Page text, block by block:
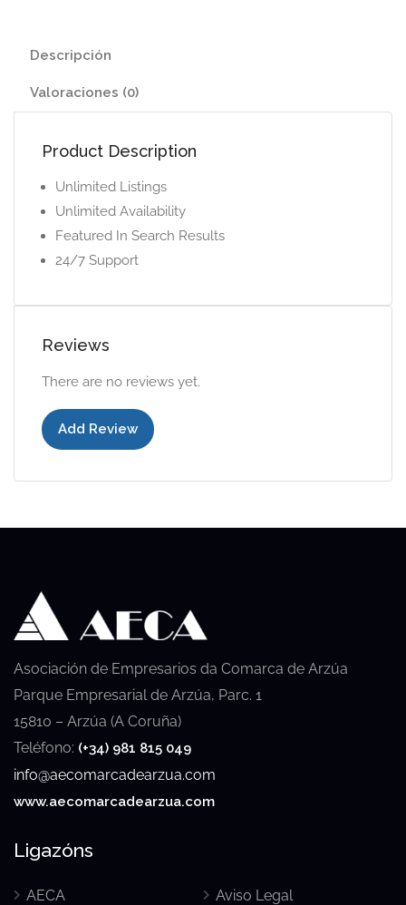
Descripción
Valoraciones (0)
Product Description
Unlimited Listings
Unlimited Availability
Featured In Search Results
24/7 Support
Reviews
There are no reviews yet.
Add Review
Asociación de Empresarios da Comarca de Arzúa
Parque Empresarial de Arzúa, Parc. 1
15810 – Arzúa (A Coruña)
Teléfono: (+34) 981 815 049
info@aecomarcadearzua.com
www.aecomarcadearzua.com
Ligazóns
AECA
Aviso Legal